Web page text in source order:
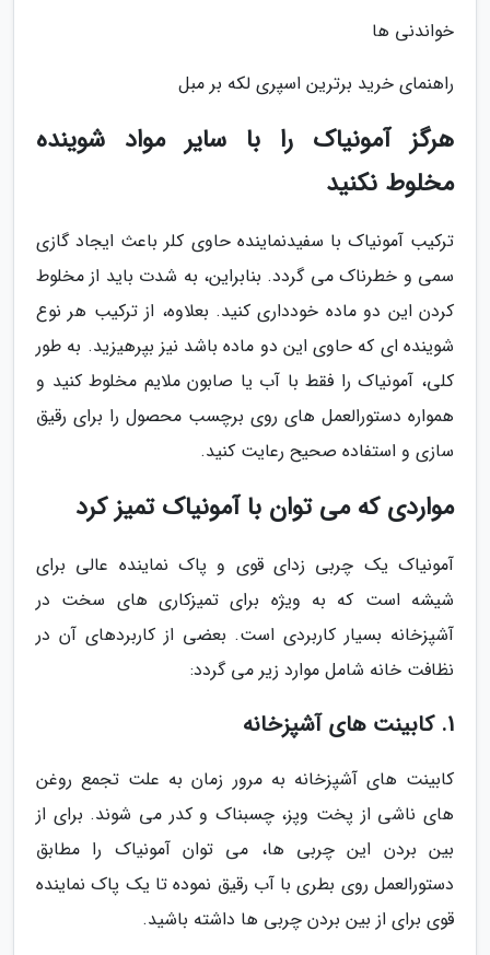
خواندنی ها
راهنمای خرید برترین اسپری لکه بر مبل
هرگز آمونیاک را با سایر مواد شوینده
مخلوط نکنید
ترکیب آمونیاک با سفیدنماینده حاوی کلر باعث ایجاد گازی
سمی و خطرناک می گردد. بنابراین، به شدت باید از مخلوط
کردن این دو ماده خودداری کنید. بعلاوه، از ترکیب هر نوع
شوینده ای که حاوی این دو ماده باشد نیز بپرهیزید. به طور
کلی، آمونیاک را فقط با آب یا صابون ملایم مخلوط کنید و
همواره دستورالعمل های روی برچسب محصول را برای رقیق
سازی و استفاده صحیح رعایت کنید.
مواردی که می توان با آمونیاک تمیز کرد
آمونیاک یک چربی زدای قوی و پاک نماینده عالی برای
شیشه است که به ویژه برای تمیزکاری های سخت در
آشپزخانه بسیار کاربردی است. بعضی از کاربردهای آن در
نظافت خانه شامل موارد زیر می گردد:
1. کابینت های آشپزخانه
کابینت های آشپزخانه به مرور زمان به علت تجمع روغن
های ناشی از پخت وپز، چسبناک و کدر می شوند. برای از
بین بردن این چربی ها، می توان آمونیاک را مطابق
دستورالعمل روی بطری با آب رقیق نموده تا یک پاک نماینده
قوی برای از بین بردن چربی ها داشته باشید.